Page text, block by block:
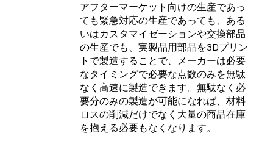
アフターマーケット向けの生産であっ
ても緊急対応の生産であっても、ある
いはカスタマイゼーションや交換部品
の生産でも、実製品用部品を3Dプリン
トで製造することで、メーカーは必要
なタイミングで必要な点数のみを無駄
なく高速に製造できます。無駄なく必
要分のみの製造が可能になれば、材料
ロスの削減だけでなく大量の商品在庫
を抱える必要もなくなります。